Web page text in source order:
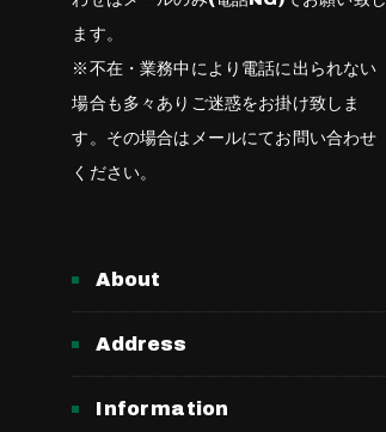
ます。
※不在・業務中により電話に出られない
場合も多々ありご迷惑をお掛け致しま
す。その場合はメールにてお問い合わせ
ください。
About
Address
Information